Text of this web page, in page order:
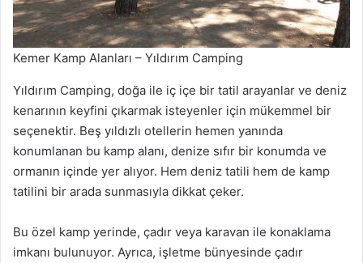
Kemer Kamp Alanları – Yıldırım Camping
Yıldırım Camping, doğa ile iç içe bir tatil arayanlar ve deniz
kenarının keyfini çıkarmak isteyenler için mükemmel bir
seçenektir. Beş yıldızlı otellerin hemen yanında
konumlanan bu kamp alanı, denize sıfır bir konumda ve
ormanın içinde yer alıyor. Hem deniz tatili hem de kamp
tatilini bir arada sunmasıyla dikkat çeker.
Bu özel kamp yerinde, çadır veya karavan ile konaklama
imkanı bulunuyor. Ayrıca, işletme bünyesinde çadır